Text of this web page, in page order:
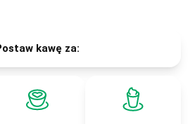
kawę za: